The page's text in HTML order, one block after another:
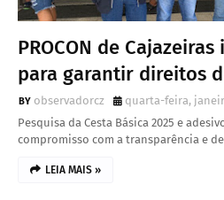
PROCON de
para garantir direitos
observadorcz
quarta-feira,
Pesquisa da Cesta Básica 2025 e
compromisso com a transparência e
LEIA MAIS »